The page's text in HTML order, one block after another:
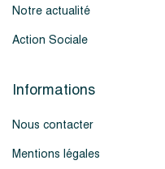
Notre actualité
Action Sociale
Informations
Nous contacter
Mentions légales